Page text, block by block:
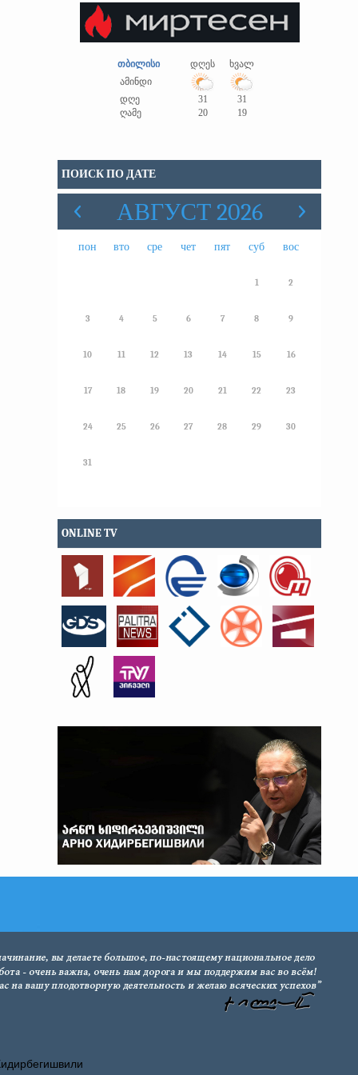
თბილისი დღეს
ხვალ
ამინდი
დღე
31
31
ღამე
20 19
ПОИСК ПО ДАТЕ
АВГУСТ 2026
пон вто сре чет пят суб вос
1 2
3 4 5 6 7 8 9
10 11 12 13 14 15 16
17 18 19 20 21 22 23
24 25 26 27 28 29 30
31
ONLINE TV